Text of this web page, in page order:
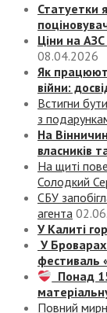
Статуетки
Ціни на АЗС
08.04.2026
Як
війни:
Встигни
з
На
власників
На щиті
Солодкий
СБУ
агента
У Калиті
У
фестиваль
Понад
Повний